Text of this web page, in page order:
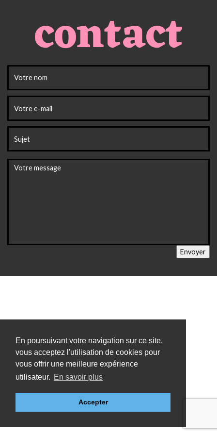
En poursuivant votre navigation sur ce site,
vous acceptez l'utilisation de cookies pour
vous offrir une meilleure expérience
utilisateur. En savoir plus
Accepter
contact